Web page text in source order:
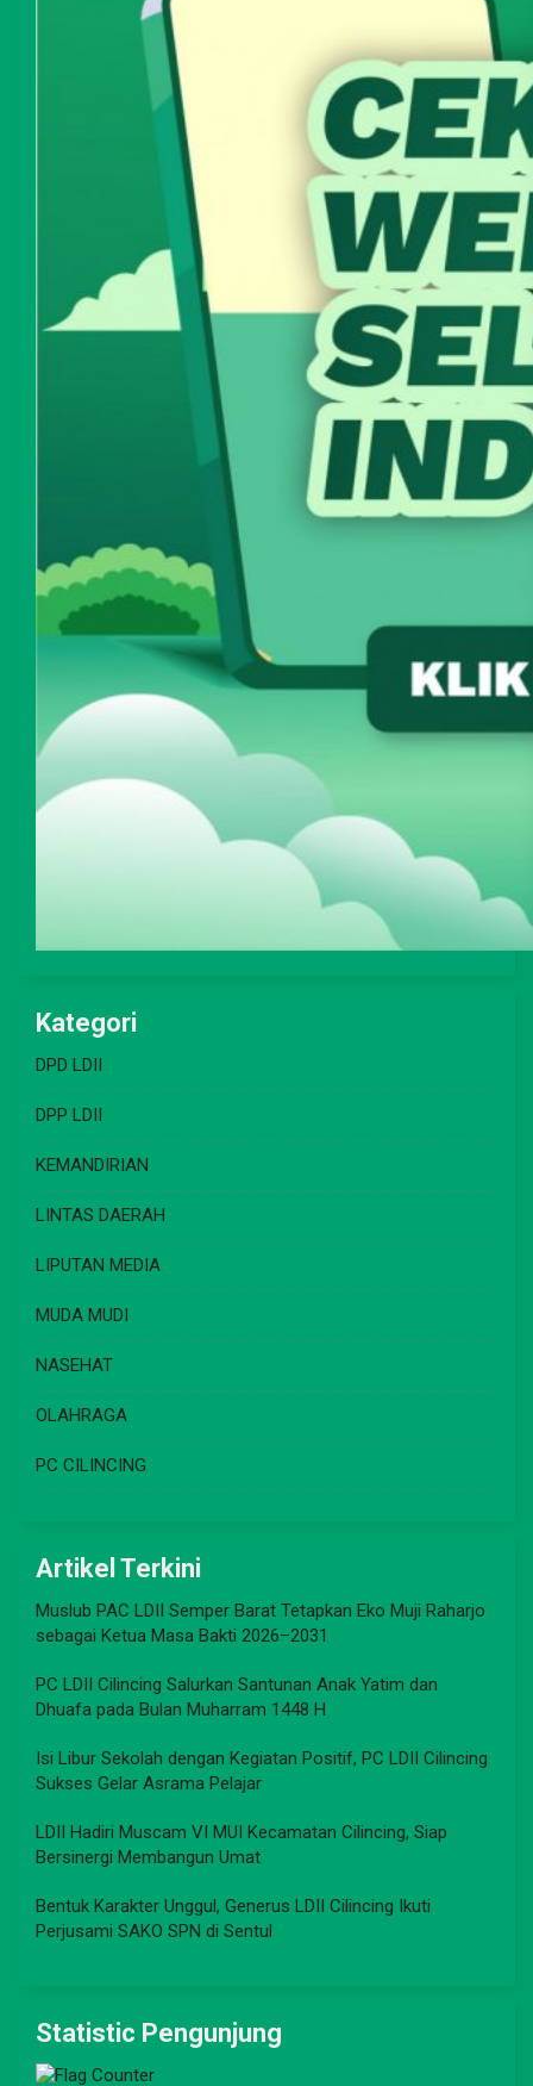
Kategori
DPD LDII
DPP LDII
KEMANDIRIAN
LINTAS DAERAH
LIPUTAN MEDIA
MUDA MUDI
NASEHAT
OLAHRAGA
PC CILINCING
Artikel Terkini
Muslub PAC LDII Semper Barat Tetapkan Eko Muji Raharjo
sebagai Ketua Masa Bakti 2026–2031
PC LDII Cilincing Salurkan Santunan Anak Yatim dan
Dhuafa pada Bulan Muharram 1448 H
Isi Libur Sekolah dengan Kegiatan Positif, PC LDII Cilincing
Sukses Gelar Asrama Pelajar
LDII Hadiri Muscam VI MUI Kecamatan Cilincing, Siap
Bersinergi Membangun Umat
Bentuk Karakter Unggul, Generus LDII Cilincing Ikuti
Perjusami SAKO SPN di Sentul
Statistic Pengunjung